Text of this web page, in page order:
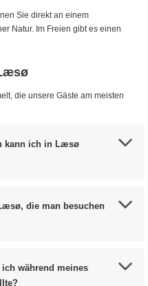
Sie direkt an einem
Natur. Im Freien gibt es einen
die unsere Gäste am meisten
kann ich in Læsø
die man besuchen
während meines